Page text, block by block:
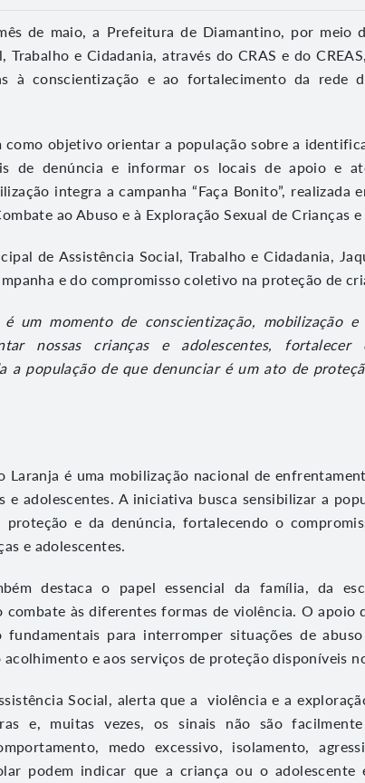
de maio, a Prefeitura de Diamantino, por meio
Trabalho e Cidadania, através do CRAS e do
à conscientização e ao fortalecimento da rede
como objetivo orientar a população sobre a
de denúncia e informar os locais de apoio e
integra a campanha “Faça Bonito”, realizada
ao Abuso e à Exploração Sexual de Crianças e
de Assistência Social, Trabalho e Cidadania,
e do compromisso coletivo na proteção de
é um momento de conscientização, mobilização e
nossas crianças e adolescentes,
a população de que denunciar é um ato de
Laranja é uma mobilização nacional de
e adolescentes. A iniciativa busca sensibilizar a
proteção e da denúncia, fortalecendo o
e adolescentes.
destaca o papel essencial da família, da
às diferentes formas de violência. O apoio
fundamentais para interromper situações de
acolhimento e aos serviços de proteção disponíveis
Social, alerta que a violência e a
e, muitas vezes, os sinais não são
medo excessivo, isolamento,
podem indicar que a criança ou o adolescente